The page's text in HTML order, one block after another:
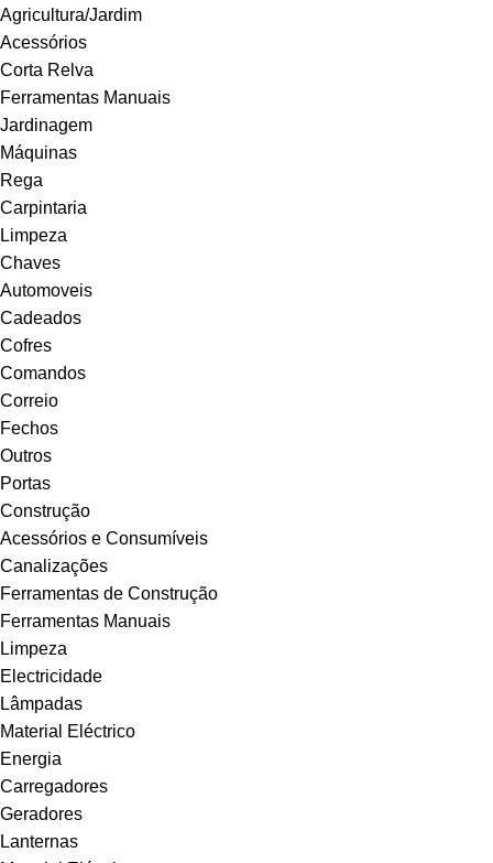
Agricultura/Jardim
Acessórios
Corta Relva
Ferramentas Manuais
Jardinagem
Máquinas
Rega
Carpintaria
Limpeza
Chaves
Automoveis
Cadeados
Cofres
Comandos
Correio
Fechos
Outros
Portas
Construção
Acessórios e Consumíveis
Canalizações
Ferramentas de Construção
Ferramentas Manuais
Limpeza
Electricidade
Lâmpadas
Material Eléctrico
Energia
Carregadores
Geradores
Lanternas